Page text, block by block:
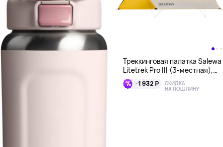
Треккинговая палатка Salewa
Litetrek Pro III (3-местная),
желтый-1 932 ₽ СКИДКА
НА ПОШЛИНУ